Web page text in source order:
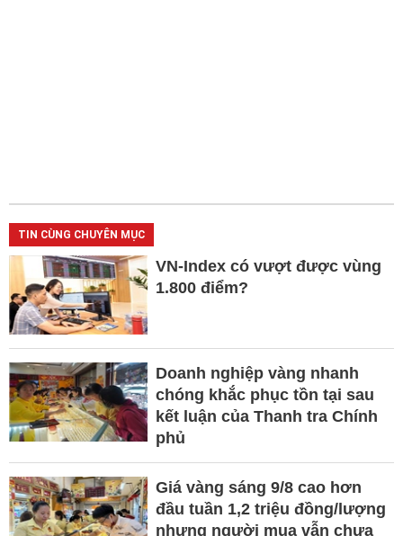
TIN CÙNG CHUYÊN MỤC
VN-Index có vượt được vùng
1.800 điểm?
Doanh nghiệp vàng nhanh
chóng khắc phục tồn tại sau
kết luận của Thanh tra Chính
phủ
Giá vàng sáng 9/8 cao hơn
đầu tuần 1,2 triệu đồng/lượng
nhưng người mua vẫn chưa